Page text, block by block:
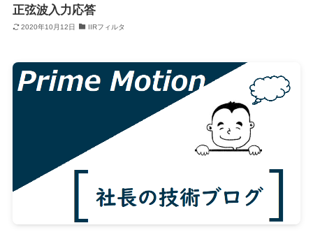
正弦波入力応答
2020年10月12日 IIRフィルタ